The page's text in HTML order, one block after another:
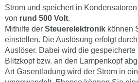
Strom und speichert in
von rund 500 Volt.
Mithilfe der Steuerelektronik können
einstellen. Die Auslösung erfolgt
Auslöser. Dabei wird die gespeicherte
Blitzkopf bzw. an den Lampenkopf
Art Gasentladung wird der Strom in